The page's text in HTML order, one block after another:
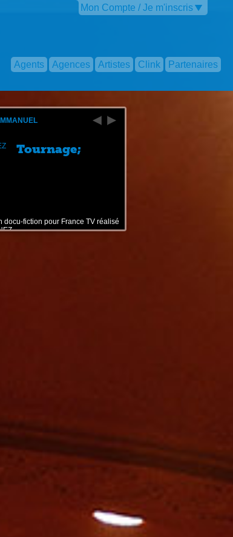
Mon Compte / Je m'inscris
Agents Agences Artistes Clink Partenaires
Tournage;
docu-fiction pour France TV réalisé